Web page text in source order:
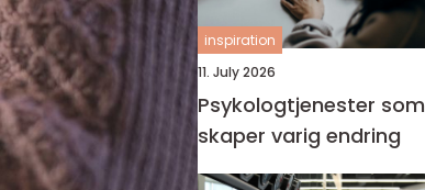
inspiration
11. July 2026
Psykologtjenester som
skaper varig endring